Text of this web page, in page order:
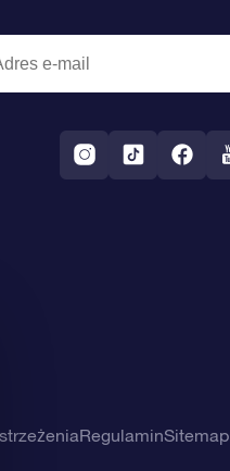
RegulaminSitemap